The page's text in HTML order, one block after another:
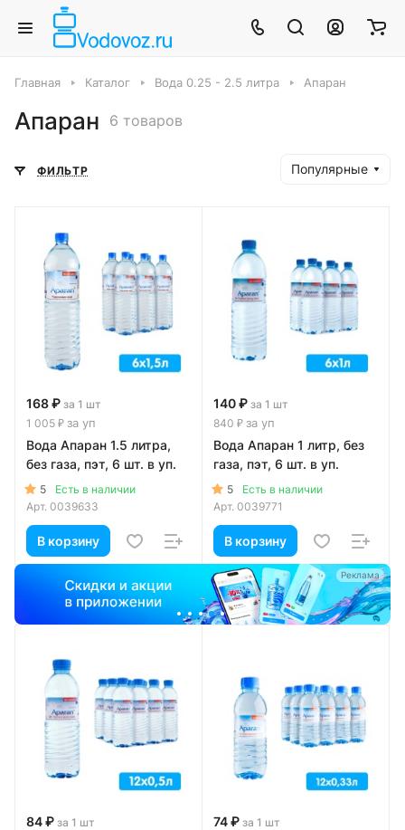
Главная Каталог Вода 0.25 - 2.5 литра Апаран
Апаран 6 товаров
ФИЛЬТР Популярные
168 ₽ за 1 шт
1 005 ₽ за уп
Вода Апаран 1.5 литра,
без газа, пэт, 6 шт. в уп.
5
Есть в наличии
Арт. 0039633
В корзину
Реклама
140 ₽ за 1 шт
840 ₽ за уп
Вода Апаран 1 литр, без
газа, пэт, 6 шт. в уп.
5
Есть в наличии
Арт. 0039771
В корзину
84 ₽ за 1 шт
74 ₽ за 1 шт